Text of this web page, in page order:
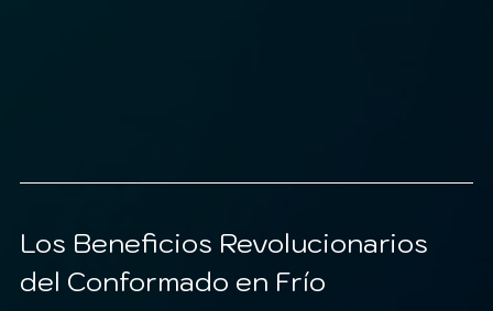
Los Beneficios Revolucionarios
del Conformado en Frío